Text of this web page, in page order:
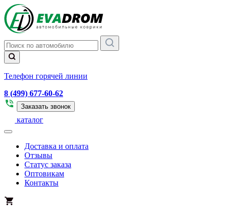
Телефон горячей линии
8 (499) 677-60-62
Заказать звонок
каталог
Доставка и оплата
Отзывы
Статус заказа
Оптовикам
Контакты